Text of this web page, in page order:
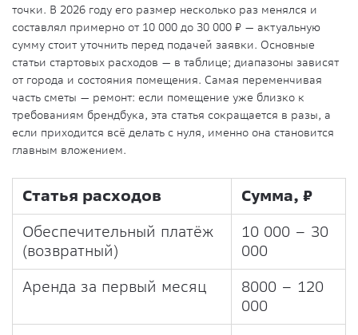
точки. В 2026 году его размер несколько раз менялся и
составлял примерно от 10 000 до 30 000 ₽ — актуальную
сумму стоит уточнить перед подачей заявки. Основные
статьи стартовых расходов — в таблице; диапазоны зависят
от города и состояния помещения. Самая переменчивая
часть сметы — ремонт: если помещение уже близко к
требованиям брендбука, эта статья сокращается в разы, а
если приходится всё делать с нуля, именно она становится
главным вложением.
Статья расходов
Сумма, ₽
Обеспечительный платёж
(возвратный)
10 000 – 30
000
Аренда за первый месяц
8000 – 120
000